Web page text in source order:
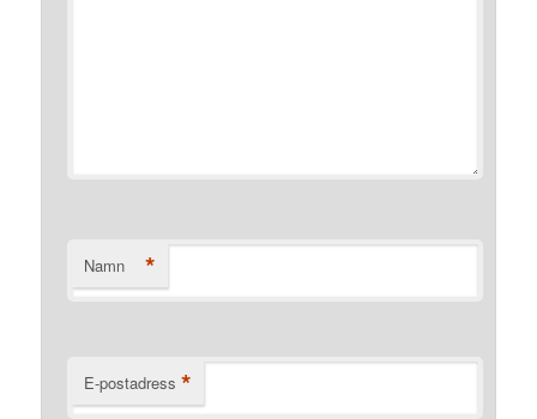
Namn *
E-postadress *